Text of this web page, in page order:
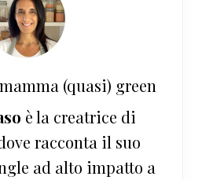
(quasi) green
è la creatrice di
racconta il suo
ad alto impatto a